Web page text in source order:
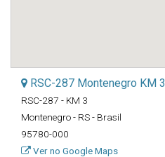
RSC-287 Montenegro KM 3
RSC-287 - KM 3
Montenegro - RS - Brasil
95780-000
Ver no Google Maps